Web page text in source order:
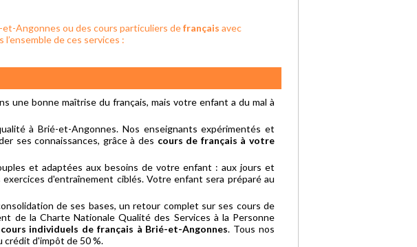
et-Angonnes ou des cours particuliers defrançais avec
de ces services :
une bonne maîtrise du français, mais votre enfant a du mal à
à Brié-et-Angonnes. Nos enseignants expérimentés et
ses connaissances, grâce à des cours de français à votre
et adaptées aux besoins de votre enfant : aux jours et
d'entraînement ciblés. Votre enfant sera préparé au
de ses bases, un retour complet sur ses cours de
de la Charte Nationale Qualité des Services à la Personne
cours individuels de français à Brié-et-Angonnes. Tous nos
crédit d'impôt de 50 %.